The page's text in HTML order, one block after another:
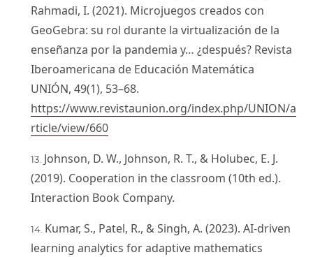
Rahmadi, I. (2021). Microjuegos creados con
GeoGebra: su rol durante la virtualización de la
enseñanza por la pandemia y… ¿después? Revista
Iberoamericana de Educación Matemática
UNIÓN, 49(1), 53–68.
https://www.revistaunion.org/index.php/UNION/a
rticle/view/660
Johnson, D. W., Johnson, R. T., & Holubec, E. J.
(2019). Cooperation in the classroom (10th ed.).
Interaction Book Company.
Kumar, S., Patel, R., & Singh, A. (2023). AI-driven
learning analytics for adaptive mathematics